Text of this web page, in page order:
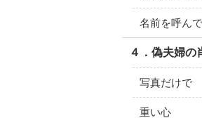
名前を呼ん
４．偽夫婦の
写真だけで
重い心